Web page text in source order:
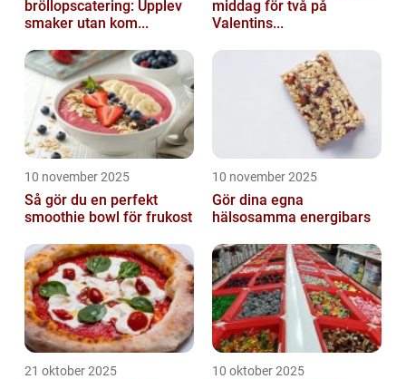
bröllopscatering: Upplev
smaker utan kom...
middag för två på
Valentins...
10 november 2025
Så gör du en perfekt
smoothie bowl för frukost
10 november 2025
Gör dina egna
hälsosamma energibars
21 oktober 2025 10 oktober 2025